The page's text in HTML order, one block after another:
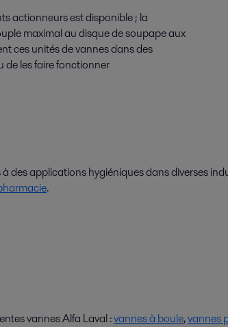
actionneurs est disponible ; la
maximal au disque de soupape aux
ces unités de vannes dans des
de les faire fonctionner
des applications hygiéniques dans diverses
.
vannes Alfa Laval :vannes à boule,vannes